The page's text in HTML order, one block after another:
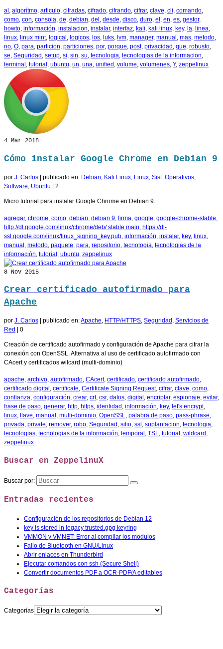
al algorítmo articulo cifradas cifrado cifrando cifrar, clave cli comando
como con consola de debian del desde disco duro el en es gestor,
howto información instalacion instalar, interfaz kali kali linux key, la linea
linux linux mint, logical logicos los luks lvm manager, manual mas metodo
no O para particion particiones por, porque post, privacidad que robusto
se Seguridad setup si sin su tecnologia tecnologias de la informacion
terminal tutorial ubuntu un una unified volume volumenes Y, zeppelinux
4 Mar 2018
Cómo instalar Google Chrome en Debian 9
por J. Carlos | publicado en: Debian Kali Linux Linux Sist. Operativos
Software Ubuntu | 2
Micro tutorial para instalar Google Chrome en Debian 9.
agregar, chrome como debian debian 9 firma google google-chrome-stable
http://dl.google.com/linux/chrome/deb/ stable main https://dl-
ssl.google.com/linux/linux_signing_key.pub información instalar, key, linux
manual metodo paquete para repositorio tecnologia tecnologias de la
información tutorial ubuntu zeppelinux
8 Nov 2015
Crear certificado autofirmado para
Apache
por J. Carlos publicado en:Apache, HTTP/HTTPS, Seguridad , Servicios de
Red
0
Creación de certificado autofirmado y configuración de Apache para cifrar la
conexión con OpenSSL. Alternativa al uso de certificado autofirmado con
CAcert y certificados wilcard (multi-dominio)
apache, archivo, autofirmado, CAcert, certificado, certificado autofirmado,
certificado digital , certificate, Certificate Signing Request, cifrar, clave, como,
confianza, configuración, crear, crt, csr, datos, digital , encriptar, espionaje, evitar,
frase de paso, generar, http, https, identidad , información, key, let's encrypt,
linux, llave, manual , multi-dominio, OpenSSL, palabra de paso, pass-phrase,
privada, private, remover, robo, Seguridad , sitio, ssl , suplantacion, tecnologia,
tecnologias, tecnologias de la información, temporal , TSL, tutorial , wildcard ,
zeppelinux
Buscar en ZeppelinuX
Buscar por:
Entradas recientes
Configuración de los repositorios de Debian 12
key is stored in legacy trusted.gpg keyring
VMMON y VMNET: Error al compilar los modulos
Fallo de Bluetooth en GNU/Linux
Abrir enlaces en Thunderbird
Ejecutar comandos con ssh (Secure Shell)
Convertir documentos PDF a OCR-PDF/A editables
Categorías
Categorías